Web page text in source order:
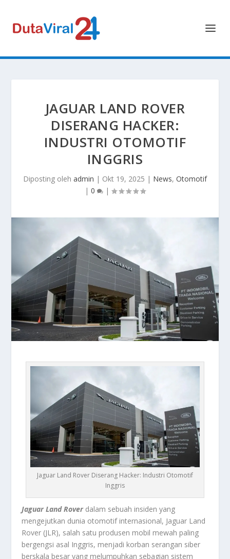
JAGUAR LAND ROVER
DISERANG HACKER:
INDUSTRI OTOMOTIF
INGGRIS
Diposting oleh admin | Okt 19, 2025 | News, Otomotif
| 0 |
Jaguar Land Rover Diserang Hacker: Industri Otomotif
Inggris
Jaguar Land Rover dalam sebuah insiden yang
mengejutkan dunia otomotif internasional, Jaguar Land
Rover (JLR), salah satu produsen mobil mewah paling
bergengsi asal Inggris, menjadi korban serangan siber
berskala besar yang melumpuhkan sebagian sistem